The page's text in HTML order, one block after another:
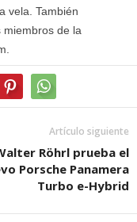
vela. También
miembros de la
Artículo siguiente
Röhrl prueba el
Porsche Panamera
Turbo e-Hybrid